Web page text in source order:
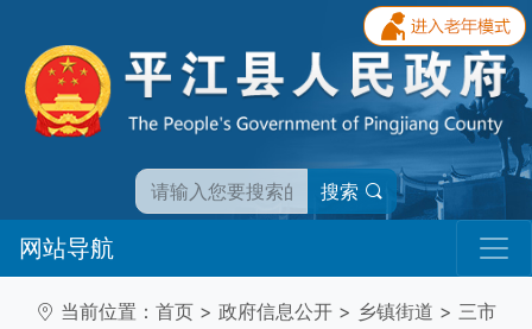
搜索
网站导航
当前位置： 首页 > 政府信息公开 > 乡镇街道 > 三市